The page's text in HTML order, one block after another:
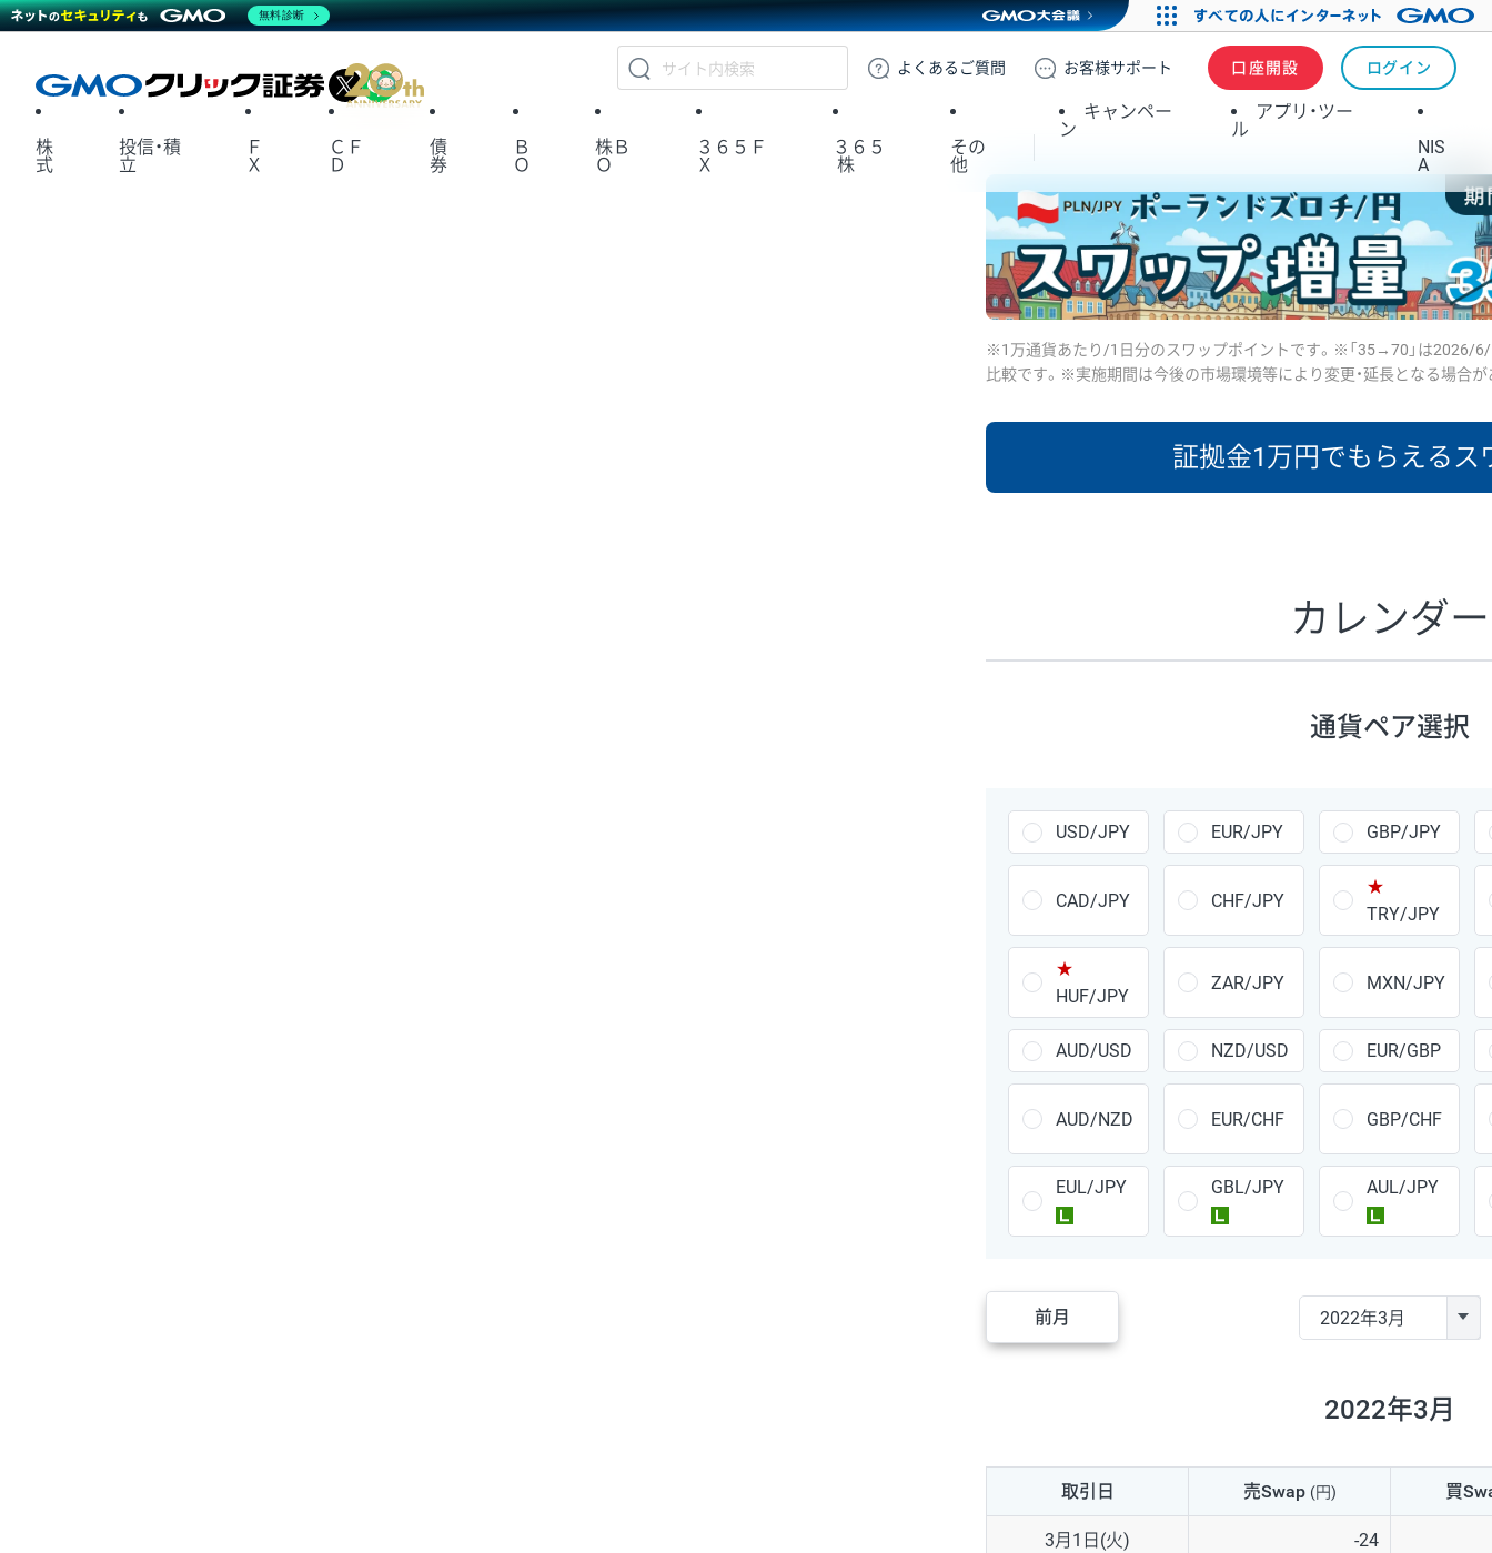
GMOクリック証券
よくある ご質問 お客様サポート 口座開設 ログイン
X
株
式
投信・積
立
Ｆ
Ｘ
ＣＦ
Ｄ
債
券
Ｂ
Ｏ
株Ｂ
Ｏ
３６５Ｆ
Ｘ
３６５
株
その
他
キャンペー
ン
アプリ・ツー
ル
NIS
A
※1万通貨あたり/1日分のスワップポイントです。※「35→70」は2026/6/
比較です。※実施期間は今後の市場環境等により変更・延長となる場合が
証拠金1万円でもらえるス
あたりの
ポイント
GBP/JPY 170円
AUD/JPY 106円
NZD/JPY 28円
CAD/JPY 38円
CHF/JPY 34円
PLN/JPY 35円
HUF/JPY 16円
ZAR/JPY 130円
MXN/JPY 140円
AUD/USD
NZD/USD 41円
カレンダー
通貨ペア選択
USD/JPY EUR/JPY GBP/JPY
CAD/JPY CHF/JPY
★
TRY/JPY
★
HUF/JPY
ZAR/JPY MXN/JPY
AUD/USD NZD/USD EUR/GBP
AUD/NZD EUR/CHF GBP/CHF
EUL/JPY
GBL/JPY
AUL/JPY
前月
2022年3月
取引日 売Swap (円) 買
3月1日(火) -24
無料診断